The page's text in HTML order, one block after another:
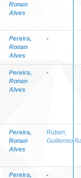
Ronan
Alves
Pereira,
Ronan
Alves
-
Pereira,
Ronan
Alves
-
Pereira,
Ronan
Alves
Ruben,
Guillermo
Pereira,
-